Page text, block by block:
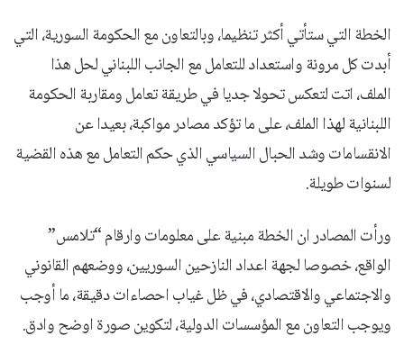
الخطة التي ستأتي أكثر تنظيما، وبالتعاون مع الحكومة السورية، التي
أبدت كل مرونة واستعداد للتعامل مع الجانب اللبناني لحل هذا
الملف، اتت لتعكس تحولا جديا في طريقة تعامل ومقاربة الحكومة
اللبنانية لهذا الملف، على ما تؤكد مصادر مواكبة، بعيدا عن
الانقسامات وشد الحبال السياسي الذي حكم التعامل مع هذه القضية
لسنوات طويلة.
ورأت المصادر ان الخطة مبنية على معلومات وارقام “تلامس”
الواقع، خصوصا لجهة اعداد النازحين السوريين، ووضعهم القانوني
والاجتماعي والاقتصادي، في ظل غياب احصاءات دقيقة، ما أوجب
ويوجب التعاون مع المؤسسات الدولية، لتكوين صورة اوضح وادق.